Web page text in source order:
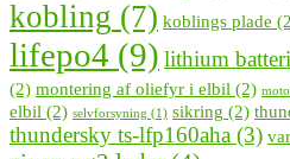
kobling (7) koblings plade
lifepo4 (9) lithium batteri
(2) montering af oliefyr i elbil (2)
elbil (2) selvforsyning (1) sikring (2)
thundersky ts-lfp160aha (3)